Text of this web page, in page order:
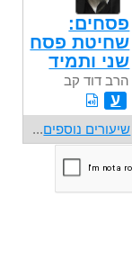
פסחים:
שחיטת פסח
שני ותמיד
הרב דוד קב
ע
שיעורים נוספים...